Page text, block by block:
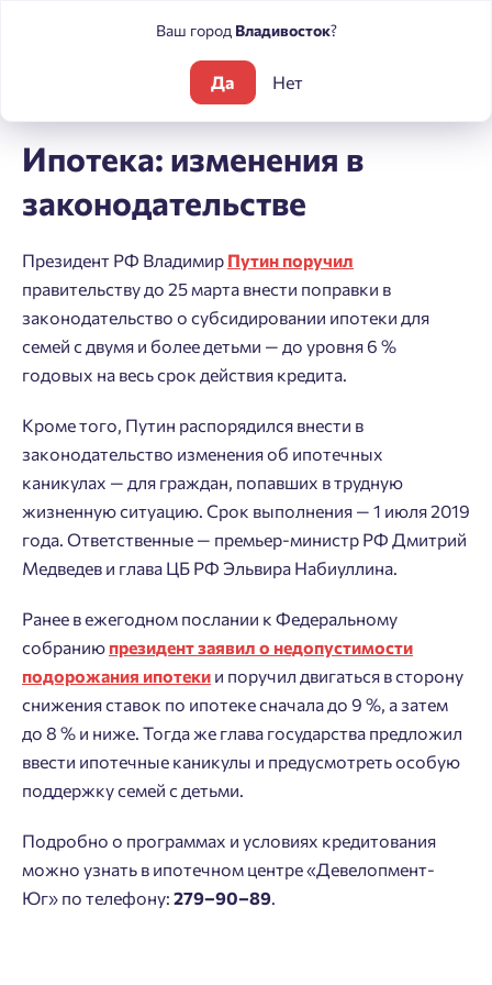
Ипотека: изменения в законодательстве
Ипотека: изменения в
законодательстве
Президент РФ Владимир Путин поручил
правительству до 25 марта внести поправки в
законодательство о субсидировании ипотеки для
семей с двумя и более детьми — до уровня 6 %
годовых на весь срок действия кредита.
Кроме того, Путин распорядился внести в
законодательство изменения об ипотечных
каникулах — для граждан, попавших в трудную
жизненную ситуацию. Срок выполнения — 1 июля 2019
года. Ответственные — премьер-министр РФ Дмитрий
Медведев и глава ЦБ РФ Эльвира Набиуллина.
Ранее в ежегодном послании к Федеральному
собранию президент заявил о недопустимости
подорожания ипотеки и поручил двигаться в сторону
снижения ставок по ипотеке сначала до 9 %, а затем
до 8 % и ниже. Тогда же глава государства предложил
ввести ипотечные каникулы и предусмотреть особую
поддержку семей с детьми.
Подробно о программах и условиях кредитования
можно узнать в ипотечном центре «Девелопмент-
Юг» по телефону: 279–90–89.
Пожалуйста, оставьте ваши контакты и мы вам
перезвоним.
Имя
Добро пожаловать в личный
кабинет
Добавляйте планировки в избранное
Делитесь подборками
Выбор города
Краснодар
Нет времени выбирать?
Ваш город Владивосток?
Да Нет